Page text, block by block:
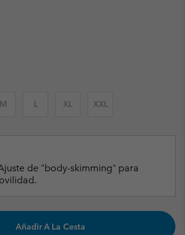
M L XL XXL
de "body-skimming" para
Añadir A La Cesta